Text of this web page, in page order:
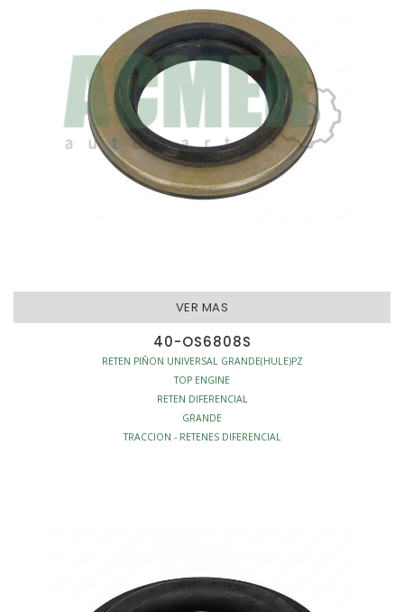
VER MAS
40-OS6808S
RETEN PIÑON UNIVERSAL GRANDE(HULE)PZ
TOP ENGINE
RETEN DIFERENCIAL
GRANDE
TRACCION - RETENES DIFERENCIAL